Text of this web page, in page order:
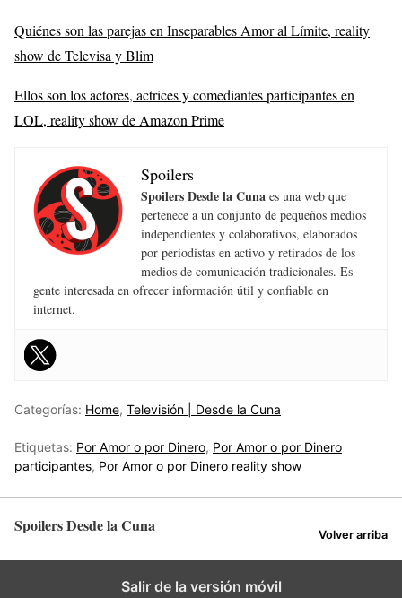
Quiénes son las parejas en Inseparables Amor al Límite, reality
show de Televisa y Blim
Ellos son los actores, actrices y comediantes participantes en
LOL, reality show de Amazon Prime
Spoilers
Spoilers Desde la Cuna es una web que
pertenece a un conjunto de pequeños medios
independientes y colaborativos, elaborados
por periodistas en activo y retirados de los
medios de comunicación tradicionales. Es
gente interesada en ofrecer información útil y confiable en
internet.
Categorías: Home, Televisión | Desde la Cuna
Etiquetas: Por Amor o por Dinero, Por Amor o por Dinero
participantes, Por Amor o por Dinero reality show
Spoilers Desde la Cuna Volver arriba
Salir de la versión móvil